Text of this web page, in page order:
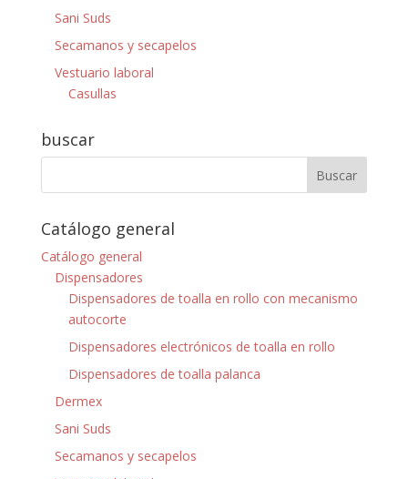
Sani Suds
Secamanos y secapelos
Vestuario laboral
Casullas
buscar
Catálogo general
Catálogo general
Dispensadores
Dispensadores de toalla en rollo con mecanismo
autocorte
Dispensadores electrónicos de toalla en rollo
Dispensadores de toalla palanca
Dermex
Sani Suds
Secamanos y secapelos